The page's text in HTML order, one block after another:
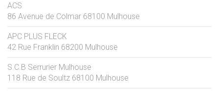
ACS
86 Avenue de Colmar 68100 Mulhouse
APC PLUS FLECK
42 Rue Franklin 68200 Mulhouse
S.C.B Serrurier Mulhouse
118 Rue de Soultz 68100 Mulhouse